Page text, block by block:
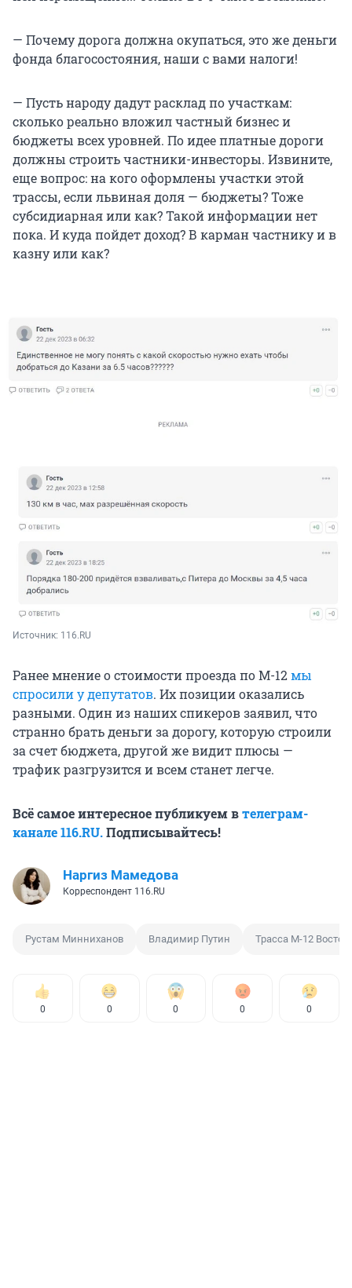
— Почему дорога должна окупаться, это же деньги
фонда благосостояния, наши с вами налоги!
— Пусть народу дадут расклад по участкам:
сколько реально вложил частный бизнес и
бюджеты всех уровней. По идее платные дороги
должны строить частники-инвесторы. Извините,
еще вопрос: на кого оформлены участки этой
трассы, если львиная доля — бюджеты? Тоже
субсидиарная или как? Такой информации нет
пока. И куда пойдет доход? В карман частнику и в
казну или как?
Источник: 116.RU
Ранее мнение о стоимости проезда по М-12мы
спросили у депутатов. Их позиции оказались
разными. Один из наших спикеров заявил, что
странно брать деньги за дорогу, которую строили
за счет бюджета, другой же видит плюсы —
трафик разгрузится и всем станет легче.
Всё самое интересное публикуем втелеграм-
канале 116.RU.Подписывайтесь!
Наргиз Мамедова
Корреспондент 116.RU
Рустам Минниханов Владимир Путин Трасса М-12 Восток
0 0 0 0 0